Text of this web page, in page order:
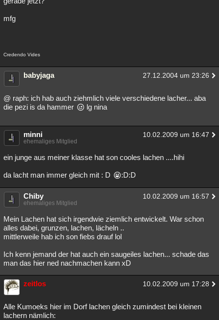
mfg
Credendo Vides
babyjaga 27.12.2004 um 23:26
@ raph: ich hab auch ziehmlich viele verschiedene lacher... aba
die pezi is da hammer
lg nina
minni 10.02.2009 um 16:47
ehemaliges Mitglied
ein junge aus meiner klasse hat son cooles lachen ....hihi
da lacht man immer gleich mit : D :D:D
Chiby 10.02.2009 um 16:57
ehemaliges Mitglied
Mein Lachen hat sich irgendwie ziemlich entwickelt. War schon
alles dabei, grunzen, lachen, lächeln ..
mittlerweile hab ich son fiebs drauf lol
Ich kenn jemand der hat auch ein saugeiles lachen... schade das
man das hier ned nachmachen kann xD
zeitlos 10.02.2009 um 17:28
Alle Kumoeks hier im Dorf lachen gleich zumindest bei kleinen
lachern nämlich: